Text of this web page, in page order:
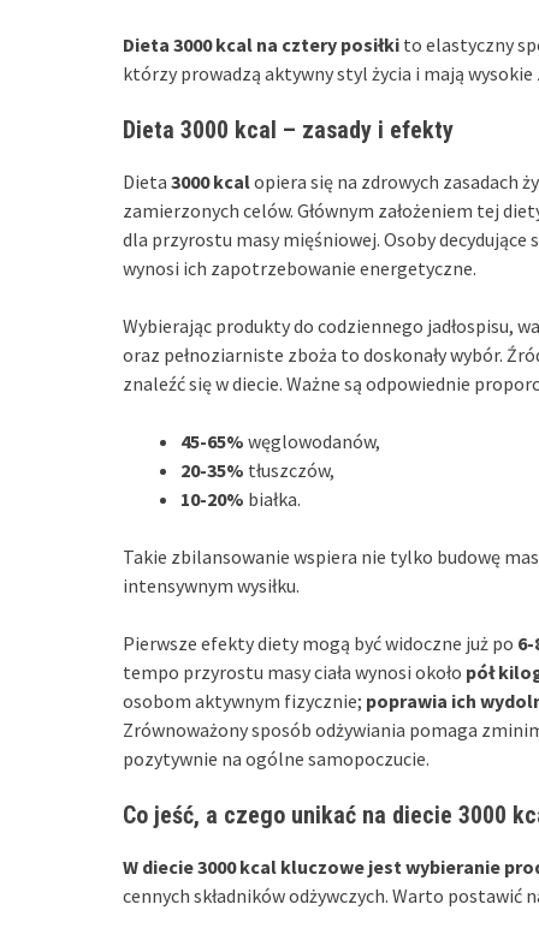
Dieta 3000 kcal na cztery posiłki to elastyczny
którzy prowadzą aktywny styl życia i mają
Dieta 3000 kcal – zasady i efekty
Dieta 3000 kcalopiera się na zdrowych zasadach
zamierzonych celów. Głównym założeniem tej
dla przyrostu masy mięśniowej. Osoby
wynosi ich zapotrzebowanie energetyczne.
Wybierając produkty do codziennego jadłospisu,
oraz pełnoziarniste zboża to doskonały wybór.
znaleźć się w diecie. Ważne są odpowiednie
45-65% węglowodanów,
20-35% tłuszczów,
10-20% białka.
Takie zbilansowanie wspiera nie tylko budowę
intensywnym wysiłku.
Pierwsze efekty diety mogą być widoczne już po
tempo przyrostu masy ciała wynosi około pół
osobom aktywnym fizycznie; poprawia ich
Zrównoważony sposób odżywiania pomaga
pozytywnie na ogólne samopoczucie.
Co jeść, a czego unikać na diecie 3000
W diecie 3000 kcal kluczowe jest wybieranie
cennych składników odżywczych. Warto postawić